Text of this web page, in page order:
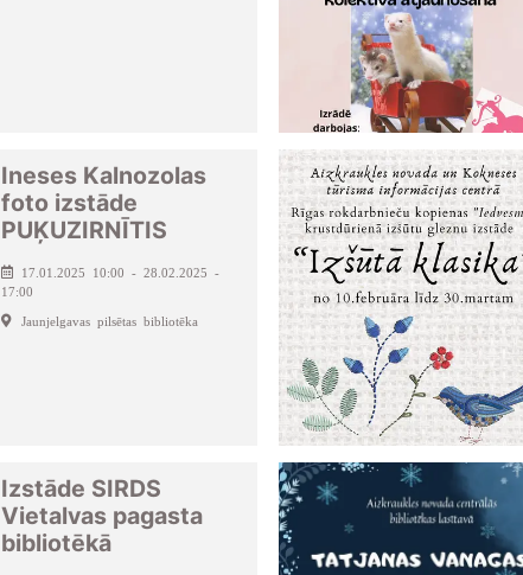
Ineses Kalnozolas
foto izstāde
PUĶUZIRNĪTIS
17.01.2025 10:00 - 28.02.2025 -
17:00
Jaunjelgavas pilsētas bibliotēka
Izstāde SIRDS
Vietalvas pagasta
bibliotēkā